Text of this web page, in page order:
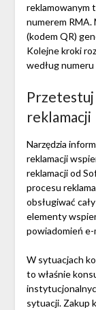
reklamowanym
numerem RMA.
(kodem QR)
Kolejne kroki
według numeru
Przetestuj
reklamacji
Narzędzia
reklamacji
reklamacji od
procesu
obsługiwać
elementy
powiadomień e-
W sytuacjach
to właśnie
sytuacji. Zakup